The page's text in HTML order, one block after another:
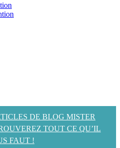
DE BLOG MISTER
TOUT CE QU’IL
FAUT !